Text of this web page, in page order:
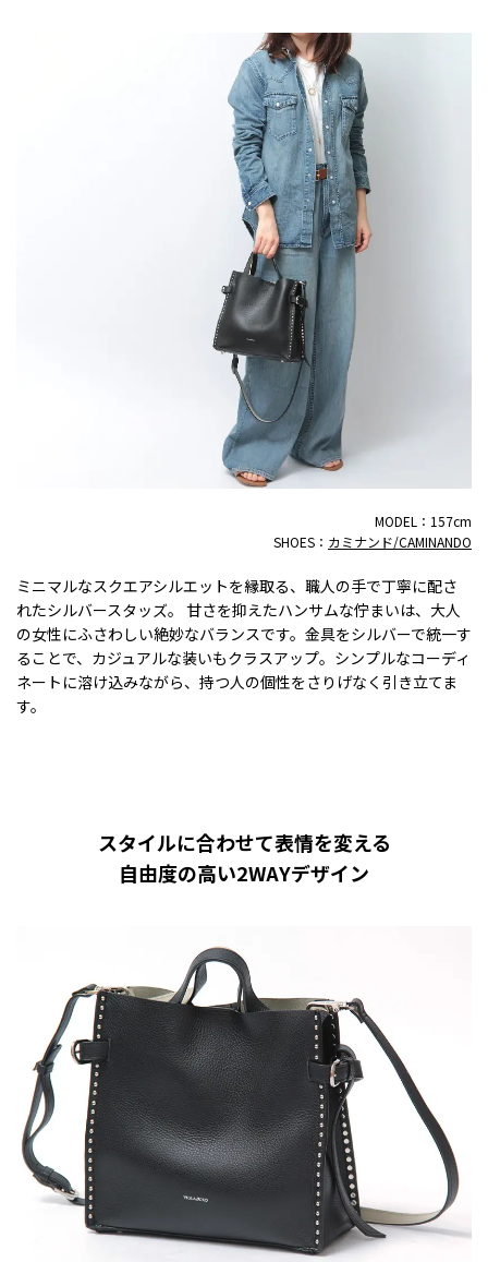
MODEL：157cm
SHOES： カミナンド/CAMINANDO
ミニマルなスクエアシルエットを縁取る、職人の手で丁寧に配さ
れたシルバースタッズ。 甘さを抑えたハンサムな佇まいは、大人
の女性にふさわしい絶妙なバランスです。金具をシルバーで統一す
ることで、カジュアルな装いもクラスアップ。シンプルなコーディ
ネートに溶け込みながら、持つ人の個性をさりげなく引き立てま
す。
スタイルに合わせて表情を変える
自由度の高い2WAYデザイン